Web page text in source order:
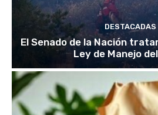
DESTACADAS
El Senado de la Nación
Ley de Manejo